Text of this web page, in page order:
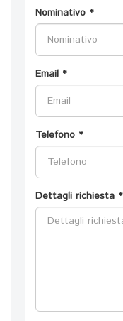
Nominativo *
Email *
Telefono *
Dettagli richiesta *